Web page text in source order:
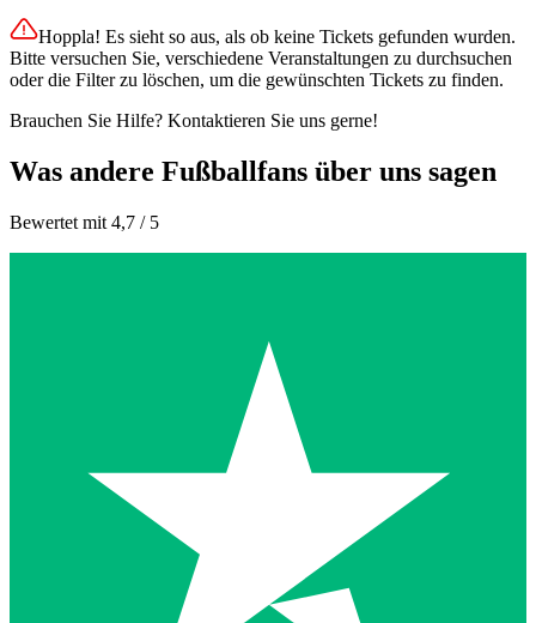
Hoppla! Es sieht so aus, als ob keine Tickets gefunden wurden.
Bitte versuchen Sie, verschiedene Veranstaltungen zu durchsuchen
oder die Filter zu löschen, um die gewünschten Tickets zu finden.
Brauchen Sie Hilfe? Kontaktieren Sie uns gerne!
Was andere Fußballfans über uns sagen
Bewertet mit 4,7 / 5